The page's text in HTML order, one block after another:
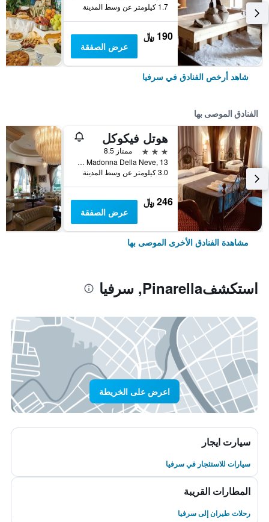
1.7 كيلومتر عن وسط المدينة
190 ﷼
عرض الصفقة
شاهد أرخص الفنادق في سرفيا
الفنادق الموصى بها
هوتل فيكوكل
3 نجوم
ممتاز 8.5
Via Madonna Della Neve, 13, سرفيا, مقاطعة رافينا, إيطاليا
3.0 كيلومتر عن وسط المدينة
246 ﷼
عرض الصفقة
مشاهدة الفنادق الأخرى الموصى بها
استكشفPinarella, سرفيا
اعرض على الخريطة
سيارت ايجار
سيارات للاستئجار في سرفيا
المطارات القريبة
رحلات طيران إلى سرفيا